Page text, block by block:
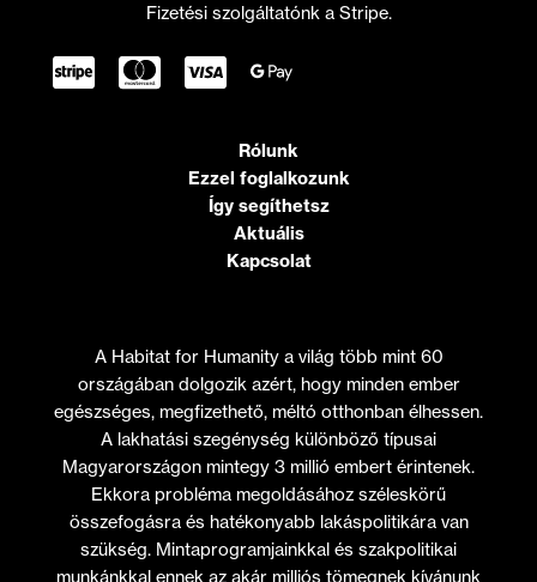
Fizetési szolgáltatónk a Stripe.
Rólunk
Ezzel foglalkozunk
Így segíthetsz
Aktuális
Kapcsolat
A Habitat for Humanity a világ több mint 60
országában dolgozik azért, hogy minden ember
egészséges, megfizethető, méltó otthonban élhessen.
A lakhatási szegénység különböző típusai
Magyarországon mintegy 3 millió embert érintenek.
Ekkora probléma megoldásához széleskörű
összefogásra és hatékonyabb lakáspolitikára van
szükség. Mintaprogramjainkkal és szakpolitikai
munkánkkal ennek az akár milliós tömegnek kívánunk